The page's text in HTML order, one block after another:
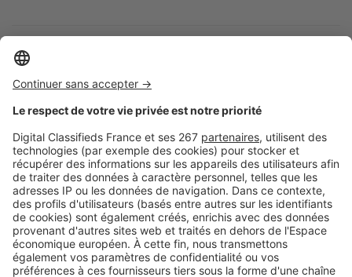
Image
situation de handicap : une
solution sur-mesure existe !
Image
Aides financières
Qu'est-ce que Mon
Accompagnateur Rénov' ?